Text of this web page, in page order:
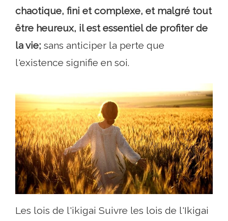
chaotique, fini et complexe, et malgré tout
être heureux, il est essentiel de profiter de
la vie; sans anticiper la perte que
l'existence signifie en soi.
Les lois de l'ikigai Suivre les lois de l'Ikigai